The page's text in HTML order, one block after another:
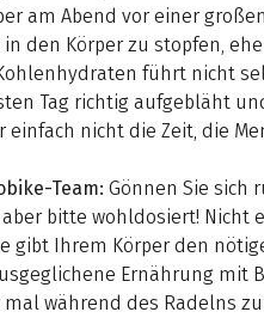
am Abend vor einer
in den Körper zu stopfen,
führt nicht
Tag richtig aufgebläht
einfach nicht die Zeit, die
Team: Gönnen Sie sich
bitte wohldosiert! Nicht
gibt Ihrem Körper den
Ernährung mit
mal während des Radelns